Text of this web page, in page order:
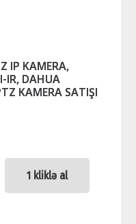
IP KAMERA,
IR, DAHUA
KAMERA SATIŞI
1 kliklə al